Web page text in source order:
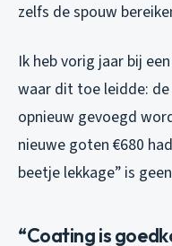
zelfs de spouw
Ik heb vorig jaar bij
waar dit toe leidde:
opnieuw gevoegd
nieuwe goten €680
beetje lekkage” is
“Coating is